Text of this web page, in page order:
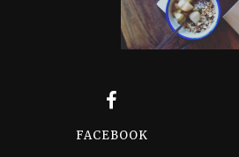
FACEBOOK